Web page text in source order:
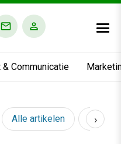
& Communicatie
Alle artikelen AI &
›